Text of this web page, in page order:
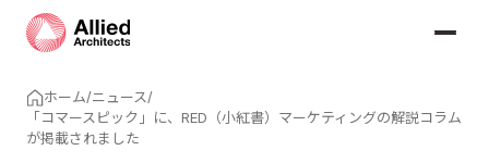
ホーム/ニュース/
「コマースピック」に、RED（小紅書）マーケティングの解説コラム
が掲載されました